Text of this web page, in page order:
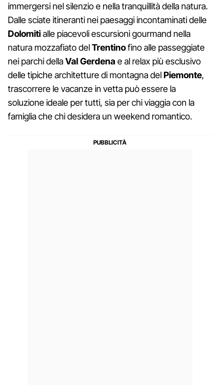
immergersi nel silenzio e nella tranquillità della natura.
Dalle sciate itineranti nei paesaggi incontaminati delle
Dolomitialle piacevoli escursioni gourmand nella
natura mozzafiato delTrentinofino alle passeggiate
nei parchi dellaVal Gerdenae al relax più esclusivo
delle tipiche architetture di montagna delPiemonte,
trascorrere le vacanze in vetta può essere la
soluzione ideale per tutti, sia per chi viaggia con la
famiglia che chi desidera un weekend romantico.